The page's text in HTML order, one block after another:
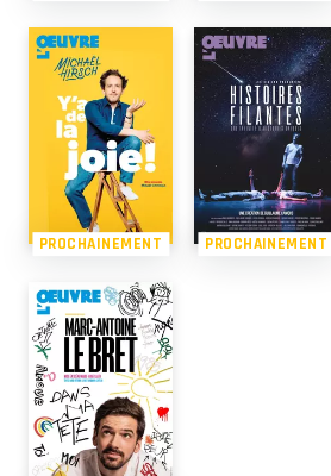
PROCHAINEMENT PROCHAINEMENT